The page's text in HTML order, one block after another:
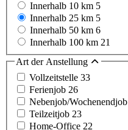
Innerhalb 10 km 5
Innerhalb 25 km 5
Innerhalb 50 km 6
Innerhalb 100 km 21
Art der Anstellung
Vollzeitstelle 33
Ferienjob 26
Nebenjob/Wochenendjob
Teilzeitjob 23
Home-Office 22